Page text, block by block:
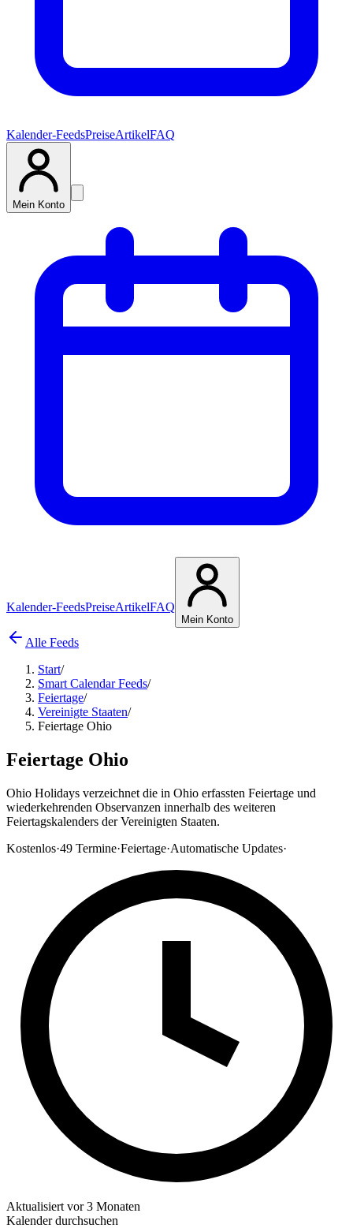
Kalender-FeedsPreiseArtikelFAQ
Mein Konto
Kalender-FeedsPreiseArtikelFAQ
Mein Konto
Alle Feeds
Start/
Smart Calendar Feeds/
Feiertage/
Vereinigte Staaten/
Feiertage Ohio
Feiertage Ohio
Ohio Holidays verzeichnet die in Ohio erfassten Feiertage und
wiederkehrenden Observanzen innerhalb des weiteren
Feiertagskalenders der Vereinigten Staaten.
Kostenlos·49 Termine·Feiertage·Automatische Updates·
Aktualisiert vor 3 Monaten
Kalender durchsuchen